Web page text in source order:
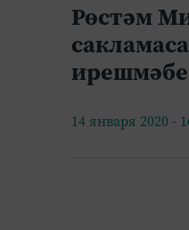
Рөстәм
14 января 2020 -